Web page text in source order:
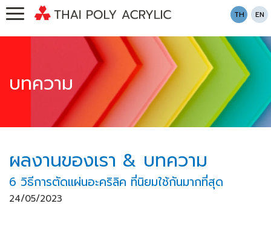
TH EN
บทความ
ผลงานของเรา & บทความ
6 วิธีการตัดแผ่นอะคริลิค ที่นิยมใช้กันมากที่สุด
24/05/2023